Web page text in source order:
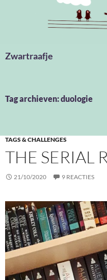
Zwartraafje
Tag archieven: duologie
TAGS & CHALLENGES
THE SERIAL
21/10/2020 9 REACTIES